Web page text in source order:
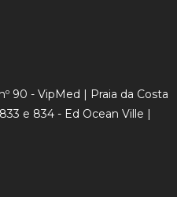
90 - VipMed | Praia da Costa
e 834 - Ed Ocean Ville |